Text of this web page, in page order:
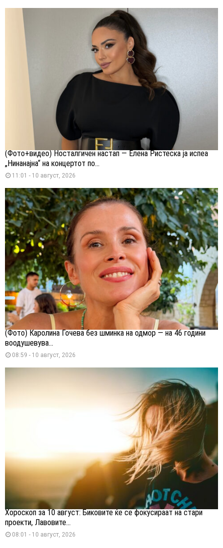
(Фото+видео) Носталгичен настап — Елена Ристеска ја испеа
„Нинанајна“ на концертот по...
11:01 - 10 август, 2026
(Фото) Каролина Гочева без шминка на одмор — на 46 години
воодушевува...
08:59 - 10 август, 2026
Хороскоп за 10 август: Биковите ќе се фокусираат на стари
проекти, Лавовите...
08:01 - 10 август, 2026